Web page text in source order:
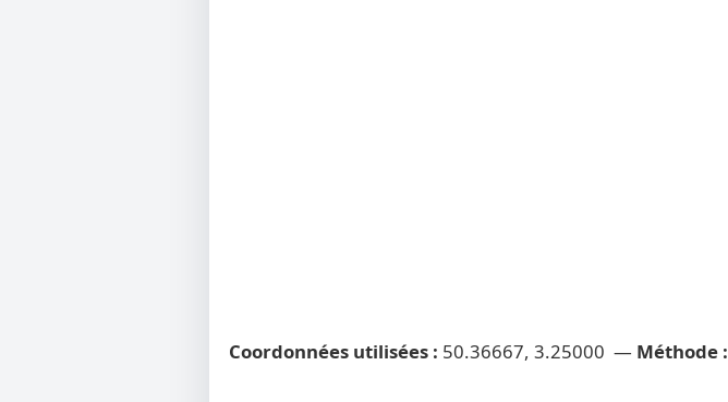
Coordonnées utilisées : 50.36667, 3.25000 — Méthode :